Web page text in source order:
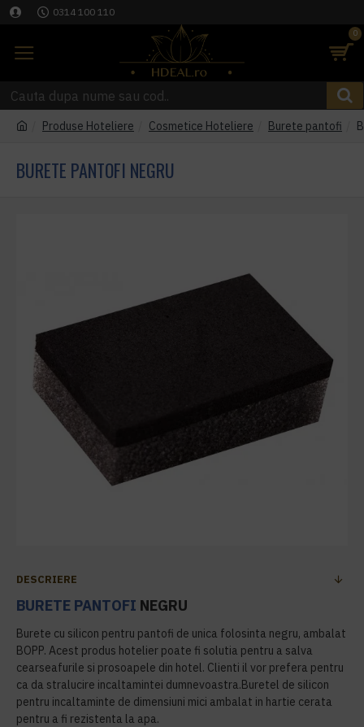
0314 100 110
0
Produse Hoteliere Cosmetice Hoteliere Burete pantofi
BURETE PANTOFI NEGRU
DESCRIERE
BURETE PANTOFI NEGRU
Burete cu silicon pentru pantofi de unica folosinta negru, ambalat
BOPP. Acest produs hotelier poate fi solutia pentru a salva
cearseafurile si prosoapele din hotel. Clienti il vor prefera pentru
ca da stralucire incaltamintei dumnevoastra.Buretel de silicon
pentru incaltaminte de dimensiuni mici ambalat in hartie cerata
pentru a fi rezistenta la apa.